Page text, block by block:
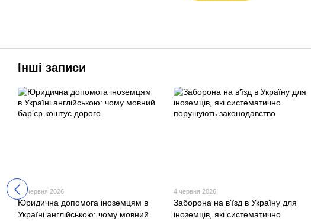
Інші записи
10 червня 2026
Юридична допомога іноземцям в
Україні англійською: чому мовний
4 червня 2026
Заборона на в'їзд в Україну для
іноземців, які систематично